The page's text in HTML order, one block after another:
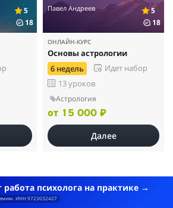
5
18
Павел Андреев
5
18
ОНЛАЙН-КУРС
Основы астрологии
6 недель
Идет набор
13 уроков
Астрология
от 15 000 ₽
Далее
психолога на практике
ИНН 9723032427